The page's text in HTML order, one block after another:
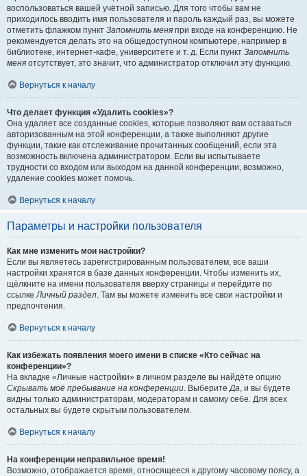
воспользоваться вашей учётной записью. Для того чтобы вам не
приходилось вводить имя пользователя и пароль каждый раз, вы можете
отметить флажком пункт Запомнить меня при входе на конференцию. Не
рекомендуется делать это на общедоступном компьютере, например в
библиотеке, интернет-кафе, университете и т. д. Если пункт Запомнить
меня отсутствует, это значит, что администратор отключил эту функцию.
Вернуться к началу
Что делает функция «Удалить cookies»?
Она удаляет все созданные cookies, которые позволяют вам оставаться
авторизованным на этой конференции, а также выполняют другие
функции, такие как отслеживание прочитанных сообщений, если эта
возможность включена администратором. Если вы испытываете
трудности со входом или выходом на данной конференции, возможно,
удаление cookies может помочь.
Вернуться к началу
Параметры и настройки пользователя
Как мне изменить мои настройки?
Если вы являетесь зарегистрированным пользователем, все ваши
настройки хранятся в базе данных конференции. Чтобы изменить их,
щёлкните на имени пользователя вверху страницы и перейдите по
ссылкеЛичный раздел. Там вы можете изменить все свои настройки и
предпочтения.
Вернуться к началу
Как избежать появления моего имени в списке «Кто сейчас на
конференции»?
На вкладке «Личные настройки» в личном разделе вы найдёте опцию
Скрывать моё пребывание на конференции. ВыберитеДа, и вы будете
видны только администраторам, модераторам и самому себе. Для всех
остальных вы будете скрытым пользователем.
Вернуться к началу
На конференции неправильное время!
Возможно, отображается время, относящееся к другому часовому поясу, а